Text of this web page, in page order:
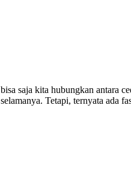
saja kita hubungkan antara
Tetapi, ternyata ada